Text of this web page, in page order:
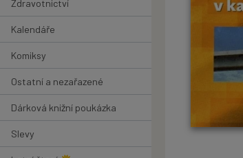
Zdravotnictví
Kalendáře
Komiksy
Ostatní a nezařazené
Dárková knižní poukázka
Slevy